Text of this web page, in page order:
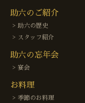
助六のご紹介
助六の歴史
スタッフ紹介
助六の忘年会
宴会
お料理
季節のお料理